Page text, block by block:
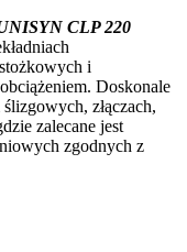
CLP 220
i
Doskonale
złączach,
zalecane jest
zgodnych z